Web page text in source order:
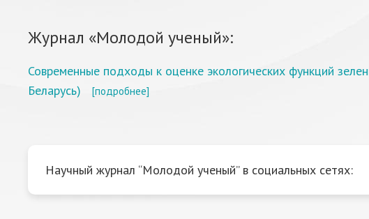
Журнал «Молодой ученый»:
Современные подходы к оценке экологических функций
Беларусь)
[подробнее]
Научный журнал “Молодой ученый” в социальных сетях: